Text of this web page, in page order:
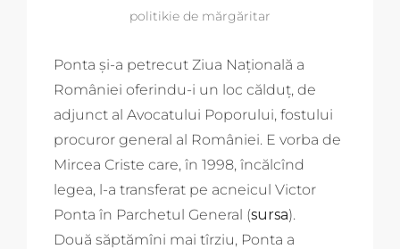
politikie de mărgăritar
Ponta și-a petrecut Ziua Națională a
României oferindu-i un loc călduț, de
adjunct al Avocatului Poporului, fostului
procuror general al României. E vorba de
Mircea Criste care, în 1998, încălcînd
legea, l-a transferat pe acneicul Victor
Ponta în Parchetul General (sursa).
Două săptămîni mai tîrziu, Ponta a